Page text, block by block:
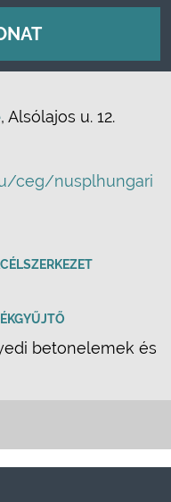
, Alsólajos u. 12.
ceg/nusplhungari
betonelemek és